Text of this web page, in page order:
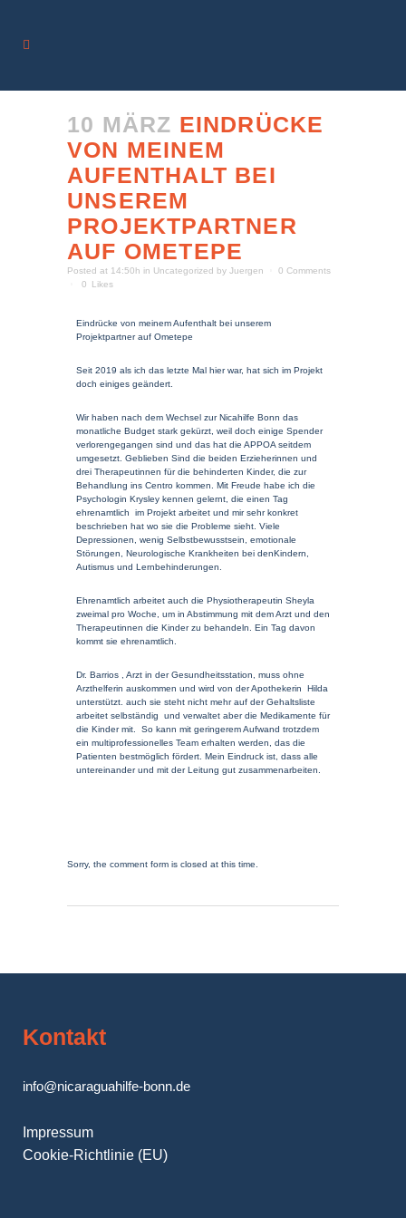
10 MÄRZ EINDRÜCKE
VON MEINEM
AUFENTHALT BEI
UNSEREM
PROJEKTPARTNER
AUF OMETEPE
Posted at 14:50h in Uncategorized by Juergen
0 Comments
0
Likes
Eindrücke von meinem Aufenthalt bei unserem
Projektpartner auf Ometepe
Seit 2019 als ich das letzte Mal hier war, hat sich im Projekt
doch einiges geändert.
Wir haben nach dem Wechsel zur Nicahilfe Bonn das
monatliche Budget stark gekürzt, weil doch einige Spender
verlorengegangen sind und das hat die APPOA seitdem
umgesetzt. Geblieben Sind die beiden Erzieherinnen und
drei Therapeutinnen für die behinderten Kinder, die zur
Behandlung ins Centro kommen. Mit Freude habe ich die
Psychologin Krysley kennen gelernt, die einen Tag
ehrenamtlich
im Projekt arbeitet und mir sehr konkret
beschrieben hat wo sie die Probleme sieht. Viele
Depressionen, wenig Selbstbewusstsein, emotionale
Störungen, Neurologische Krankheiten bei denKindern,
Autismus und Lernbehinderungen.
Ehrenamtlich arbeitet auch die Physiotherapeutin Sheyla
zweimal pro Woche, um in Abstimmung mit dem Arzt und den
Therapeutinnen die Kinder zu behandeln. Ein Tag davon
kommt sie ehrenamtlich.
Dr. Barrios , Arzt in der Gesundheitsstation, muss ohne
Arzthelferin auskommen und wird von der Apothekerin
Hilda
unterstützt. auch sie steht nicht mehr auf der Gehaltsliste
arbeitet selbständig
und verwaltet aber die Medikamente für
die Kinder mit.
So kann mit geringerem Aufwand trotzdem
ein multiprofessionelles Team erhalten werden, das die
Patienten bestmöglich fördert. Mein Eindruck ist, dass alle
untereinander und mit der Leitung gut zusammenarbeiten.
Sorry, the comment form is closed at this time.
Kontakt
info@nicaraguahilfe-bonn.de
Impressum
Cookie-Richtlinie (EU)